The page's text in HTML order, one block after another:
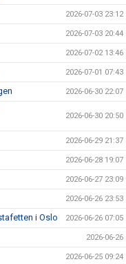
2026-07-03 23:12
2026-07-03 20:44
2026-07-02 13:46
2026-07-01 07:43
2026-06-30 22:07
2026-06-30 20:50
2026-06-29 21:37
2026-06-28 19:07
2026-06-27 23:09
2026-06-26 23:53
i Oslo 2026-06-26 07:05
2026-06-26
2026-06-25 09:24